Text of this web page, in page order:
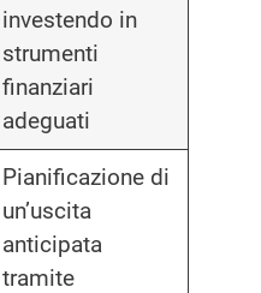
investendo in
strumenti
finanziari
adeguati
Pianificazione di
un’uscita
anticipata
tramite